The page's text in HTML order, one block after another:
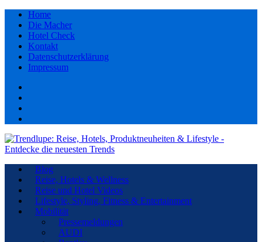
Home
Die Macher
Hotel Check
Kontakt
Datenschutzerklärung
Impressum
Blog
Reise, Hotels & Wellness
Reise und Hotel Videos
Lifestyle, Styling, Fitness & Entertainment
Mobilität
Pressemeldungen
AUDI